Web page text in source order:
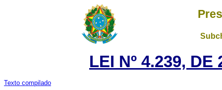
LEI Nº 4.239, DE
Texto compilado